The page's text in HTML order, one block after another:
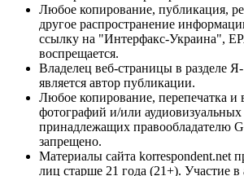
Любое копирование, публикация,
другое распространение
ссылку на "Интерфакс-Украина",
воспрещается.
Владелец веб-страницы в разделе
является автор публикации.
Любое копирование, перепечатка и
фотографий и/или аудиовизуальных
принадлежащих правообладателю
запрещено.
Материалы сайта korrespondent.net
лиц старше 21 года (21+). Участие в